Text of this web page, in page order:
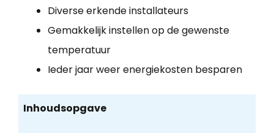
Diverse erkende installateurs
Gemakkelijk instellen op de gewenste
temperatuur
Ieder jaar weer energiekosten besparen
Inhoudsopgave